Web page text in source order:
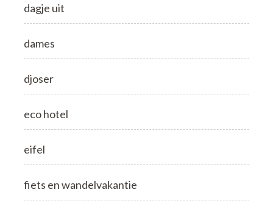
dagje uit
dames
djoser
eco hotel
eifel
fiets en wandelvakantie